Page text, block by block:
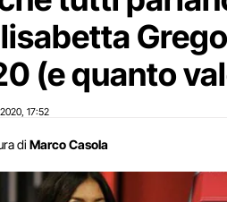
(e quanto
17:52
di Marco Casola